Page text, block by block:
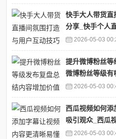
快手大人带货直
分享_快手个人
2026-05-03
提升微博粉丝等
微博粉丝等级有
2026-05-03
西瓜视频如何添
吸引观众_西瓜
2026-05-03